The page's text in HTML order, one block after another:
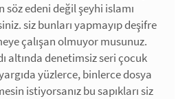
edeni değil şeyhi islamı
siz bunları yapmayıp deşifre
çalışan olmuyor musunuz.
altında denetimsiz seri çocuk
yüzlerce, binlerce dosya
istiyorsanız bu sapıkları siz